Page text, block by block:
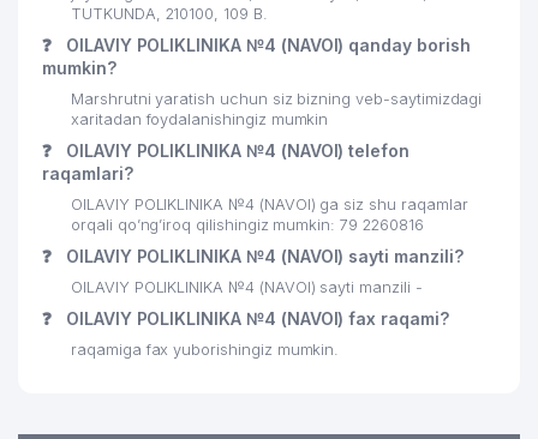
TUTKUNDA, 210100, 109 B.
❓
OILAVIY POLIKLINIKA №4 (NAVOI) qanday borish
mumkin?
Marshrutni yaratish uchun siz bizning veb-saytimizdagi
xaritadan foydalanishingiz mumkin
❓
OILAVIY POLIKLINIKA №4 (NAVOI) telefon
raqamlari?
OILAVIY POLIKLINIKA №4 (NAVOI) ga siz shu raqamlar
orqali qo’ng’iroq qilishingiz mumkin: 79 2260816
❓ OILAVIY POLIKLINIKA №4 (NAVOI) sayti manzili?
OILAVIY POLIKLINIKA №4 (NAVOI) sayti manzili -
❓ OILAVIY POLIKLINIKA №4 (NAVOI) fax raqami?
raqamiga fax yuborishingiz mumkin.